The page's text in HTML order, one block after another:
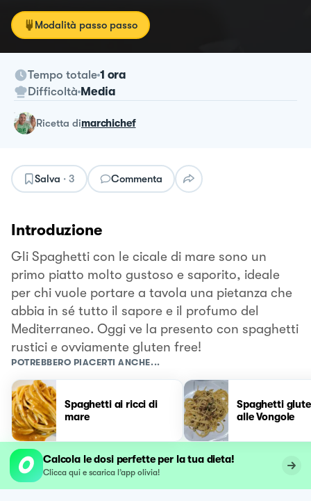
Modalità passo passo
Tempo totale 1 ora
Difficoltà Media
ricetta dimarchichef
Salva · 3 Commenta
Introduzione
Gli Spaghetti con le cicale di mare sono un
primo piatto molto gustoso e saporito, ideale
per chi vuole portare a tavola una pietanza che
abbia in sé tutto il sapore e il profumo del
Mediterraneo. Oggi ve la presento con spaghetti
rustici e ovviamente gluten free!
POTREBBERO PIACERTI ANCHE...
Spaghetti ai ricci di
mare
Spaghetti
alle Vongole
Calcola le dosi perfette per la tua dieta!
Clicca qui e scarica l’app olivia!